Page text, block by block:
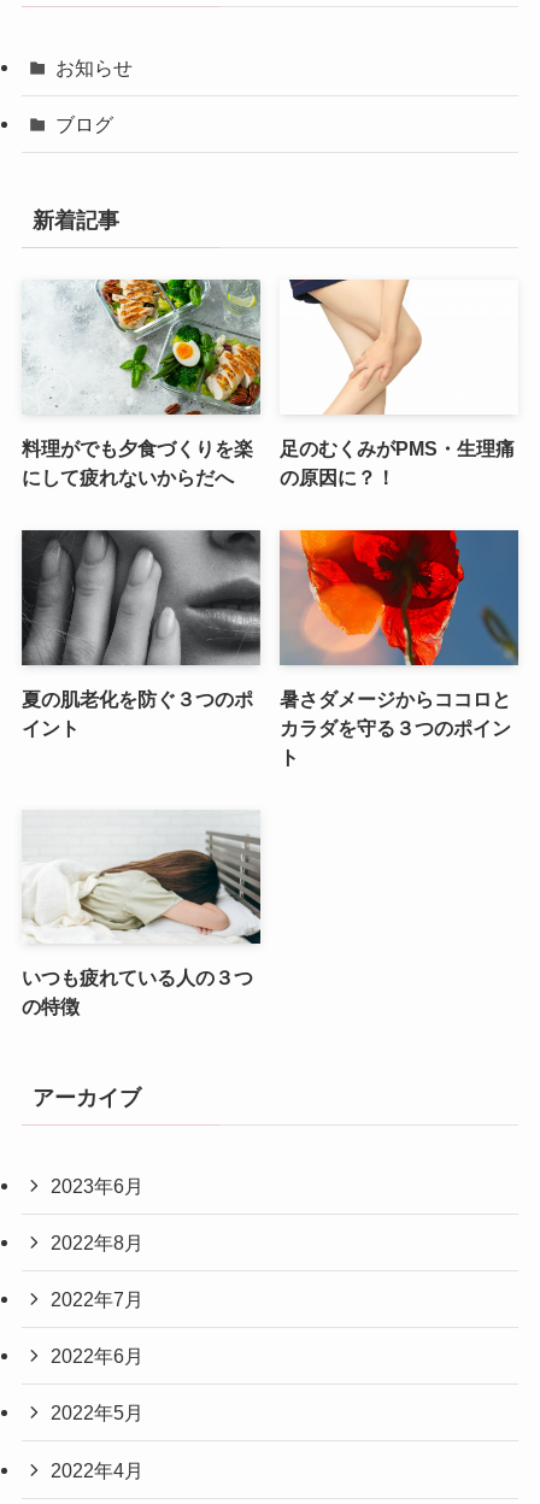
お知らせ
ブログ
新着記事
料理がでも夕食づくりを楽
にして疲れないからだへ
足のむくみがPMS・生理痛
の原因に？！
夏の肌老化を防ぐ３つのポ
イント
暑さダメージからココロと
カラダを守る３つのポイン
ト
いつも疲れている人の３つ
の特徴
アーカイブ
2023年6月
2022年8月
2022年7月
2022年6月
2022年5月
2022年4月